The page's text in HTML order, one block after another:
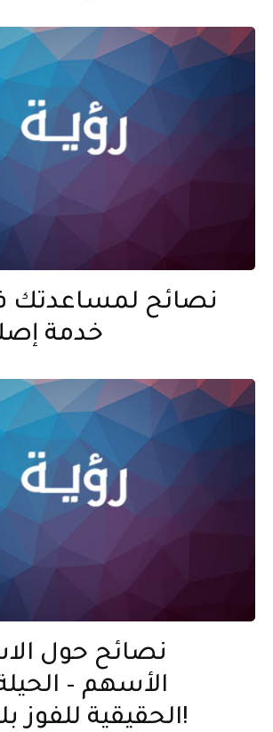
خدمة
نصائح حول
الأسهم –
الحقيقية للفوز بلعبة المال!